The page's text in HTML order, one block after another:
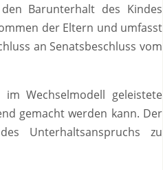
Barunterhalt des Kindes
der Eltern und umfasst
an Senatsbeschluss vom
Wechselmodell geleistete
gemacht werden kann. Der
Unterhaltsanspruchs zu